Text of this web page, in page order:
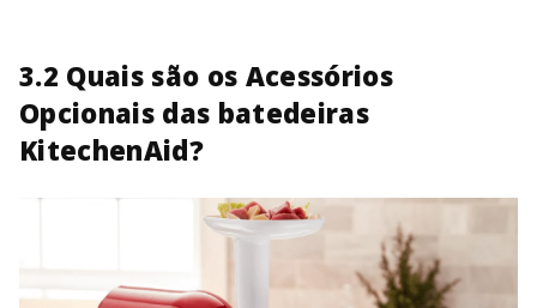
3.2 Quais são os Acessórios
Opcionais das batedeiras
KitechenAid?